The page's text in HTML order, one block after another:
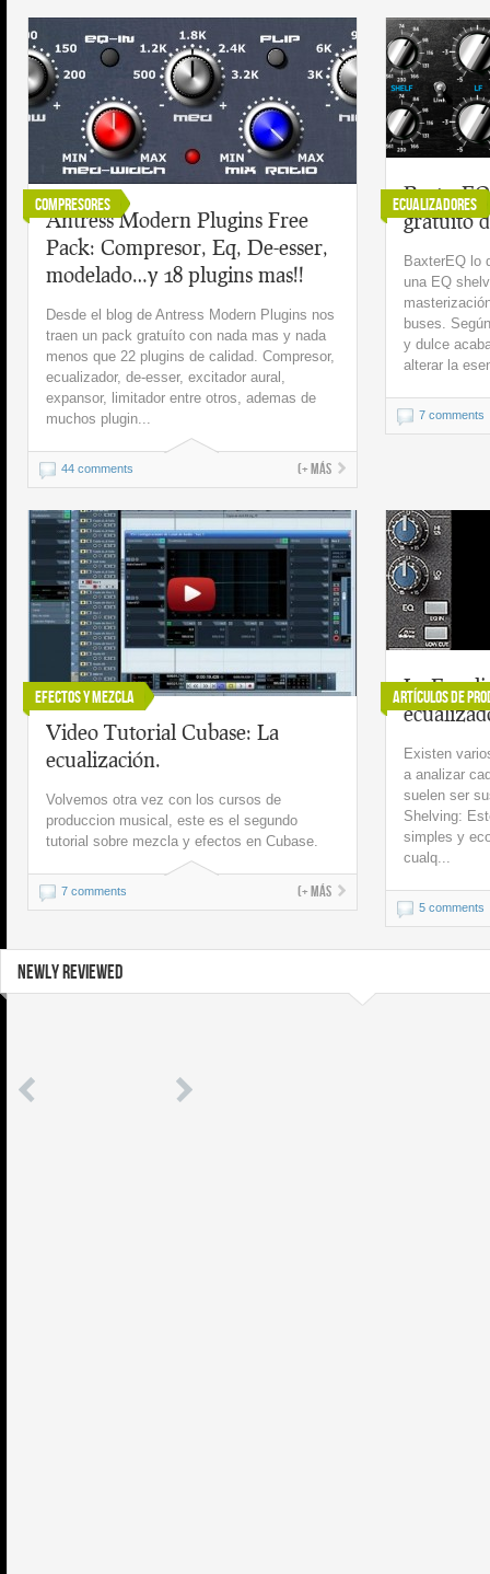
Compresores
Antress Modern Plugins Free
Pack: Compresor, Eq, De-esser,
modelado…y 18 plugins mas!!
Desde el blog de Antress Modern Plugins nos
traen un pack gratuíto con nada mas y nada
menos que 22 plugins de calidad. Compresor,
ecualizador, de-esser, excitador aural,
expansor, limitador entre otros, ademas de
muchos plugin...
44 comments (+ más
Ecualizadores
gratuito
BaxterEQ lo
una EQ
buses.
y dulce
alterar la
7 comments
Efectos y Mezcla
Video Tutorial Cubase: La
ecualización.
Volvemos otra vez con los cursos de
produccion musical, este es el segundo
tutorial sobre mezcla y efectos en Cubase.
7 comments (+ más
Artículos de
La
Existen
a analizar
suelen ser
Shelving:
simples y
cualq...
5 comments
NEWLY REVIEWED